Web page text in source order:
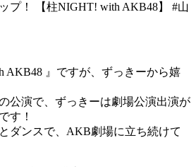
プ！ 【柱NIGHT! with AKB48】 #山
AKB48 』ですが、ずっきーから嬉
公演で、ずっきーは劇場公演出演が
す！
ダンスで、AKB劇場に立ち続けて